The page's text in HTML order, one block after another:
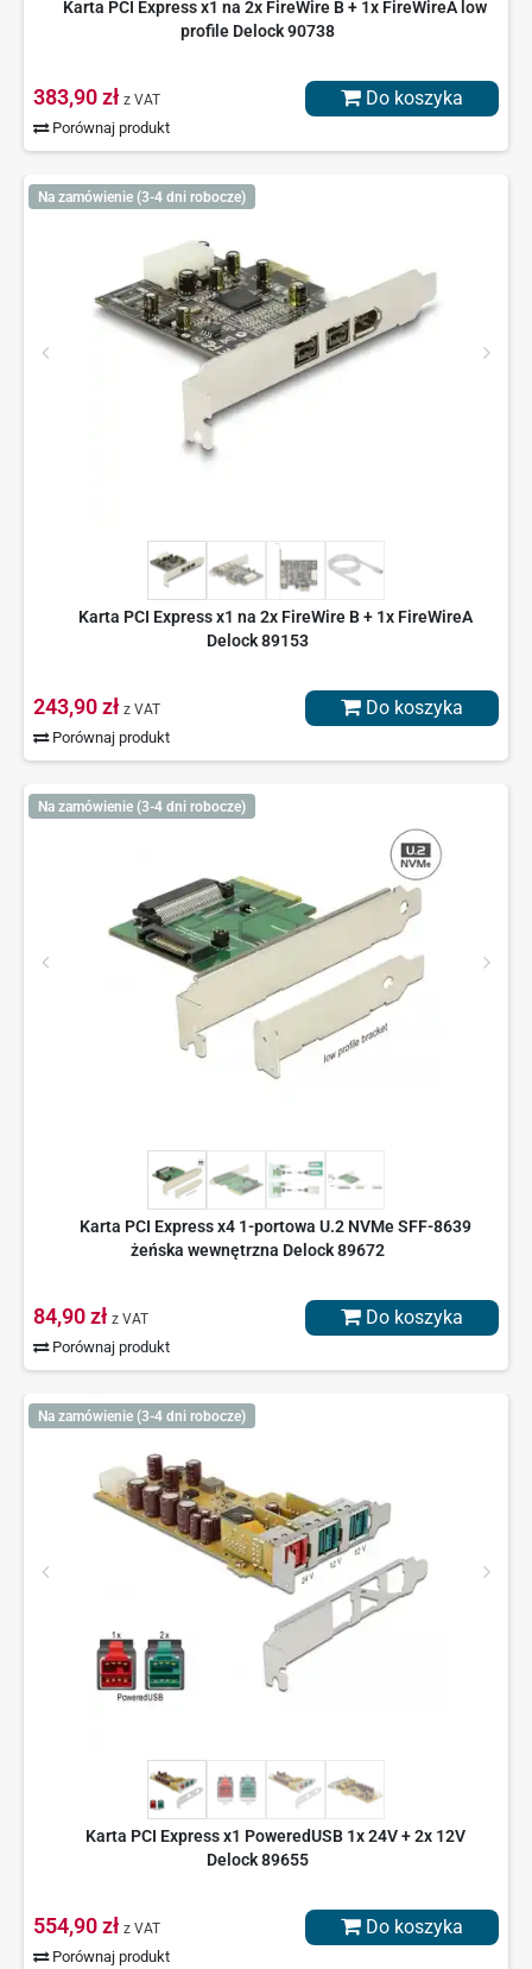
Karta PCI Express x1 na 2x FireWire B + 1x FireWireA low
profile Delock 90738
383,90 zł z VAT
Porównaj produkt
Do koszyka
Na zamówienie (3-4 dni robocze)
Karta PCI Express x1 na 2x FireWire B + 1x FireWireA
Delock 89153
243,90 zł z VAT
Porównaj produkt
Do koszyka
Na zamówienie (3-4 dni robocze)
Karta PCI Express x4 1-portowa U.2 NVMe SFF-8639
żeńska wewnętrzna Delock 89672
84,90 zł z VAT
Porównaj produkt
Do koszyka
Na zamówienie (3-4 dni robocze)
Karta PCI Express x1 PoweredUSB 1x 24V + 2x 12V
Delock 89655
554,90 zł z VAT
Porównaj produkt
Do koszyka